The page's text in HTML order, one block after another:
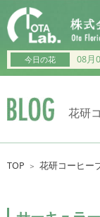
今日の花 08月
花研
TOP ＞ 花研コーヒー